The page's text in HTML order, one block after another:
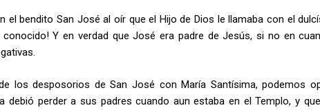
el bendito San José al oír que el Hijo de Dios le llamaba con el
conocido! Y en verdad que José era padre de Jesús, si no en
los desposorios de San José con María Santísima, podemos
debió perder a sus padres cuando aun estaba en el Templo, y